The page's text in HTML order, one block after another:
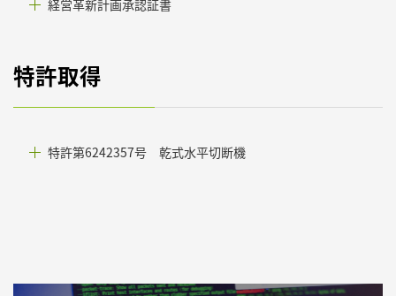
経営革新計画承認証書
特許取得
特許第6242357号 乾式水平切断機